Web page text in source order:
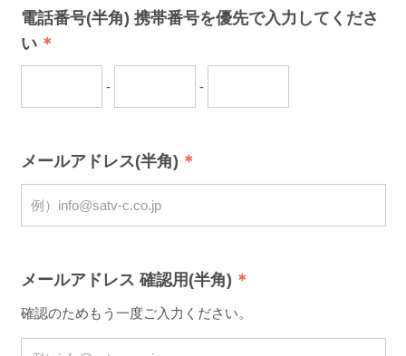
電話番号(半角) 携帯番号を優先で入力してくださ
い
- -
メールアドレス(半角)
メールアドレス 確認用(半角)
確認のためもう一度ご入力ください。